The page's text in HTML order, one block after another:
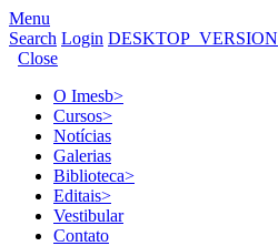
Menu
Search Login DESKTOP_VERSION
Close
O Imesb>
Cursos>
Notícias
Galerias
Biblioteca>
Editais>
Vestibular
Contato